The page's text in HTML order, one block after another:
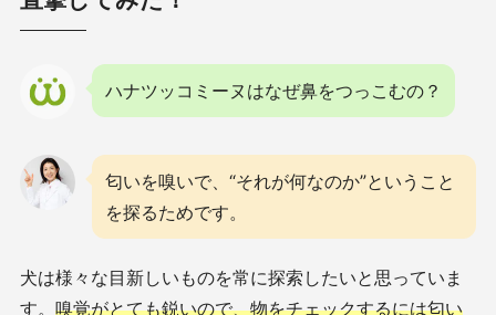
ハナツッコミーヌはなぜ鼻をつっこむの？
匂いを嗅いで、“それが何なのか”ということ
を探るためです。
犬は様々な目新しいものを常に探索したいと思っていま
す。 嗅覚がとても鋭いので、物をチェックするには匂い